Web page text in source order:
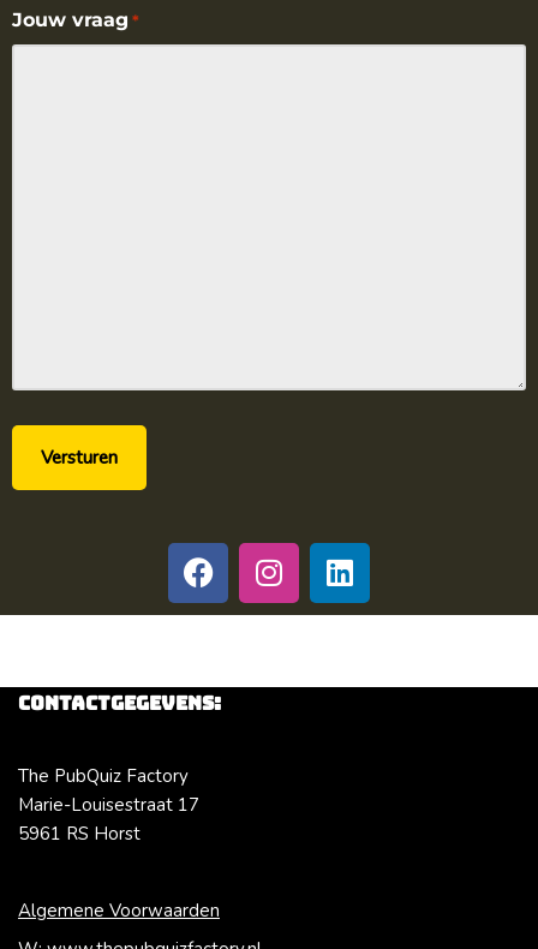
Jouw vraag *
Contactgegevens:
The PubQuiz Factory
Marie-Louisestraat 17
5961 RS Horst
Algemene Voorwaarden